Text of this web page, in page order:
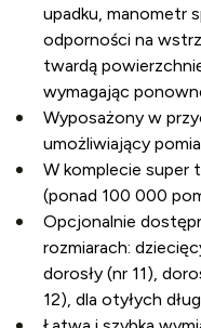
upadku, manometr
odporności na
twardą
wymagając
Wyposażony w
umożliwiający
W komplecie super
(ponad 100 000
Opcjonalnie
rozmiarach:
dorosły (nr 11),
12), dla otyłych